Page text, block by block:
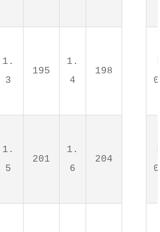
1.
3
195
1.
4
198
1.
5
201
1.
6
204